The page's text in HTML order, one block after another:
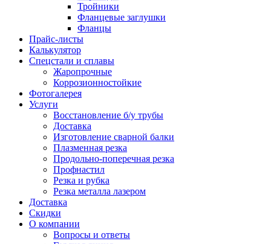
Тройники
Фланцевые заглушки
Фланцы
Прайс-листы
Калькулятор
Спецстали и сплавы
Жаропрочные
Коррозионностойкие
Фотогалерея
Услуги
Восстановление б/у трубы
Доставка
Изготовление сварной балки
Плазменная резка
Продольно-поперечная резка
Профнастил
Резка и рубка
Резка металла лазером
Доставка
Скидки
О компании
Вопросы и ответы